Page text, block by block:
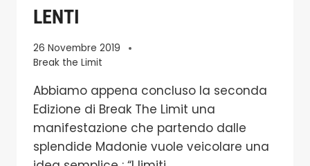
LENTI
26 Novembre 2019
Break the Limit
Abbiamo appena concluso la seconda
Edizione di Break The Limit una
manifestazione che partendo dalle
splendide Madonie vuole veicolare una